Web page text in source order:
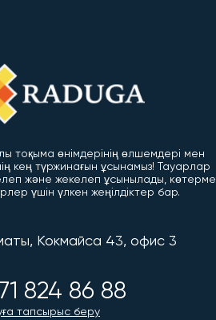
тоқыма өнімдерінің өлшемдері мен
кең түржинағын ұсынамыз! Тауарлар
және жекелеп ұсынылады, көтерме
үшін үлкен жеңілдіктер бар.
Кокмайса 43, офис 3
824 86 88
тапсырыс беру